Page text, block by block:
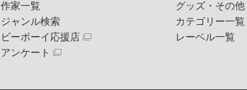
作家一覧
ジャンル検索
ビーボーイ応援店
アンケート
グッズ・その他
カテゴリー一覧
レーベル一覧